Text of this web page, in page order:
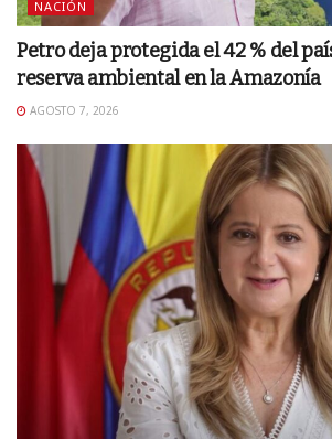
NACIÓN
Petro deja protegida el 42 % del
reserva ambiental en la Amazonía
AGOSTO 7, 2026